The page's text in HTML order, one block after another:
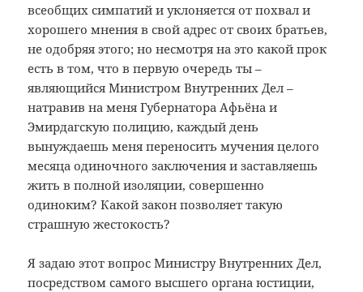
всеобщих симпатий и уклоняется от похвал и
хорошего мнения в свой адрес от своих братьев,
не одобряя этого; но несмотря на это какой прок
есть в том, что в первую очередь ты –
являющийся Министром Внутренних Дел –
натравив на меня Губернатора Афьёна и
Эмирдагскую полицию, каждый день
вынуждаешь меня переносить мучения целого
месяца одиночного заключения и заставляешь
жить в полной изоляции, совершенно
одиноким? Какой закон позволяет такую
страшную жестокость?
Я задаю этот вопрос Министру Внутренних Дел,
посредством самого высшего органа юстиции,